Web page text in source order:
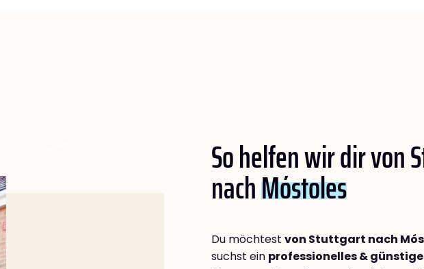
So helfen wir dir von
nachMóstoles
Du möchtest von Stuttgart nach
suchst ein professionelles &